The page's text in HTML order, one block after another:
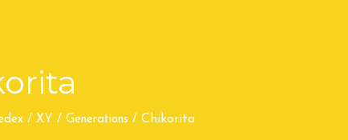
/ XY / Generations / Chikorita